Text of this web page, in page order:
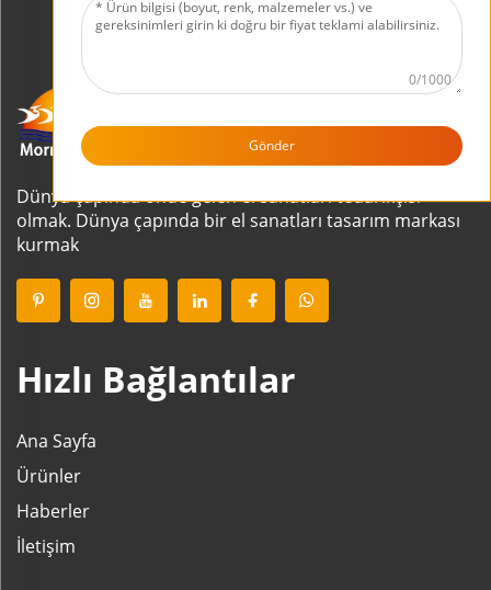
0/1000
Gönder
Dünya çapında önde gelen el sanatları tedarikçisi
olmak. Dünya çapında bir el sanatları tasarım markası
kurmak
Hızlı Bağlantılar
Ana Sayfa
Ürünler
Haberler
İletişim